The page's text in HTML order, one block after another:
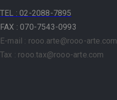
TEL : 02-2088-7895
FAX : 070-7543-0993
E-mail : rooo.arte@rooo-arte.com
Tax : rooo.tax@rooo-arte.com